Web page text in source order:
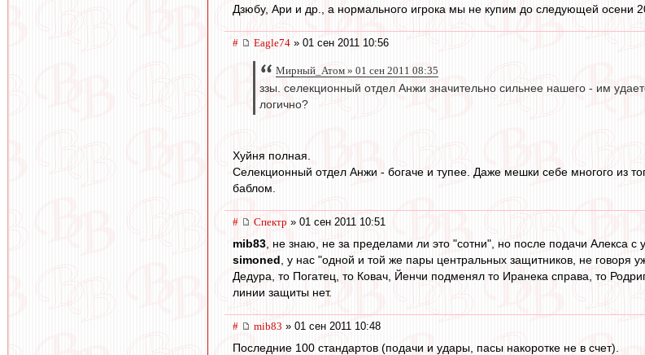
Дзюбу, Ари и др., а нормального игрока мы не купим до следующей осени
# Eagle74 » 01 сен 2011 10:56
Мирный_Атом » 01 сен 2011 08:35
ззы. селекционный отдел Анжи значительно сильнее нашего - им
логично?
Хуйня полная.
Селекционный отдел Анжи - богаче и тупее. Даже мешки себе многого из
баблом.
# Спектр » 01 сен 2011 10:51
mib83 , не знаю, не за пределами ли это "сотни", но после подачи Алекса с
simoned , у нас "одной и той же пары центральных защитников, не
Дедура, то Погатец, то Ковач, Йенчи подменял то Иранека справа, то
линии защиты нет.
# mib83 » 01 сен 2011 10:48
Последние 100 стандартов (подачи и удары, пасы накоротке не в счет).